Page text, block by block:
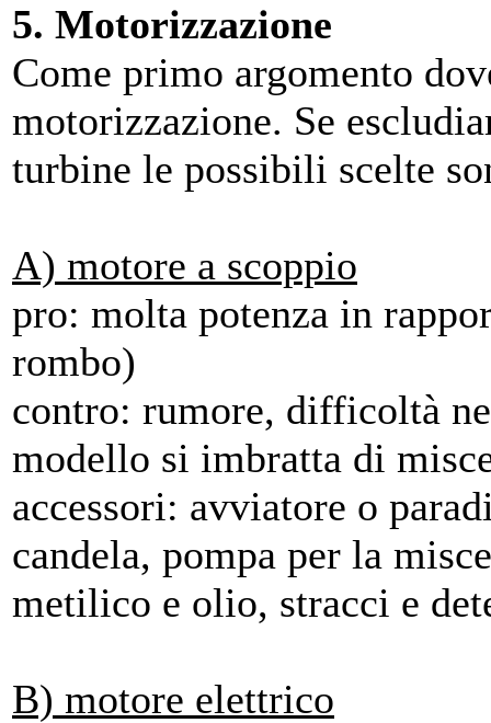
5. Motorizzazione
Come primo argomento
motorizzazione. Se
turbine le possibili scelte
A) motore a scoppio
pro: molta potenza in
rombo)
contro: rumore, difficoltà
modello si imbratta di
accessori: avviatore o
candela, pompa per la
metilico e olio, stracci e
B) motore elettrico